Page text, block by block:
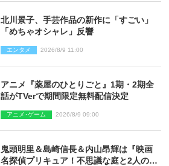
北川景子、手芸作品の新作に「すごい」
「めちゃオシャレ」反響
エンタメ 2026/8/9 11:00
アニメ『薬屋のひとりごと』1期・2期全
話がTVerで期間限定無料配信決定
アニメ･ゲーム 2026/8/9 09:00
鬼頭明里＆島崎信長＆内山昂輝は『映画
名探偵プリキュア！不思議な庭と2人の秘